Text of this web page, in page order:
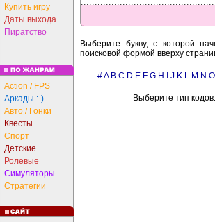
Купить игру
Даты выхода
Пиратство
Action / FPS
Аркады :-)
Авто / Гонки
Квесты
Спорт
Детские
Ролевые
Симуляторы
Стратегии
Выберите букву, с которой
поисковой формой вверху
#A B C D E F G H J K L M N O
Выберите тип